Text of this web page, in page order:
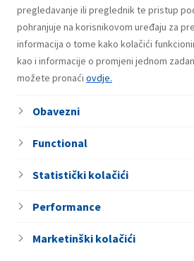
pregledavanje ili preglednik te pristup
pohranjuje na korisnikovom uređaju za
informacija o tome kako kolačići
kao i informacije o promjeni jednom
možete pronaći ovdje.
Obavezni
Functional
Statistički kolačići
Performance
Marketinški kolačići
24. Jula 2026.
Dobitnici prvog kruga
“Coca-Cola te rashladi,